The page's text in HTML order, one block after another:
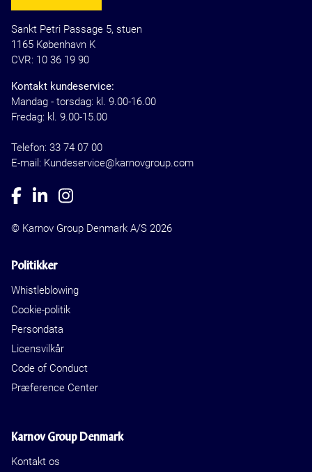
Sankt Petri Passage 5, stuen
1165 København K
CVR: 10 36 19 90
Kontakt kundeservice:
Mandag - torsdag: kl. 9.00-16.00
Fredag: kl. 9.00-15.00
Telefon: 33 74 07 00
E-mail: Kundeservice@karnovgroup.com
© Karnov Group Denmark A/S 2026
Politikker
Whistleblowing
Cookie-politik
Persondata
Licensvilkår
Code of Conduct
Præference Center
Karnov Group Denmark
Kontakt os